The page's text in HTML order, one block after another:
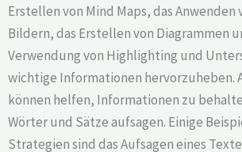
Erstellen von Mind Maps, das Anwenden
Bildern, das Erstellen von Diagrammen
Verwendung von Highlighting und
wichtige Informationen hervorzuheben.
können helfen, Informationen zu
Wörter und Sätze aufsagen. Einige
Strategien sind das Aufsagen eines